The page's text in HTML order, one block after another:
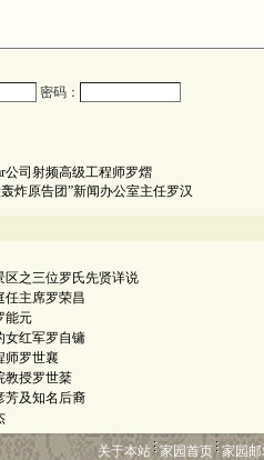
密码：
公司射频高级工程师罗熠
炸原告团”新闻办公室主任罗汉
区之三位罗氏先贤详说
任主席罗荣昌
能元
女红军罗自镛
师罗世襄
教授罗世棻
芳及知名后裔
关于本站 家园首页 家园